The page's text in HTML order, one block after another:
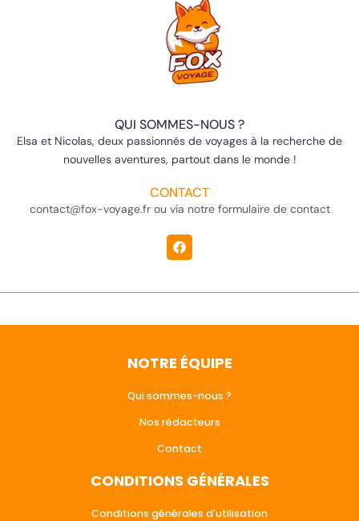
QUI SOMMES-NOUS ?
Elsa et Nicolas, deux passionnés de voyages à la recherche de
nouvelles aventures, partout dans le monde !
CONTACT
contact@fox-voyage.fr ou via notre formulaire de contact
NOTRE ÉQUIPE
Qui sommes-nous ?
Nos rédacteurs
Contact
CONDITIONS GÉNÉRALES
Conditions générales d'utilisation